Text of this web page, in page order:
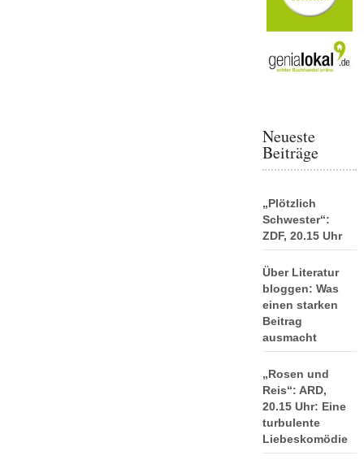
Neueste
Beiträge
„Plötzlich
Schwester“:
ZDF, 20.15 Uhr
Über Literatur
bloggen: Was
einen starken
Beitrag
ausmacht
„Rosen und
Reis“: ARD,
20.15 Uhr: Eine
turbulente
Liebeskomödie